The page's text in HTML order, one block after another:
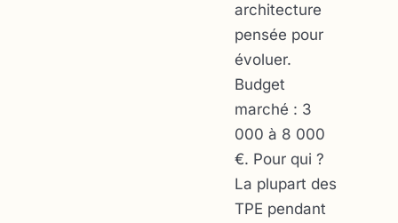
architecture
pensée pour
évoluer.
Budget
marché : 3
000 à 8 000
€. Pour qui ?
La plupart des
TPE pendant